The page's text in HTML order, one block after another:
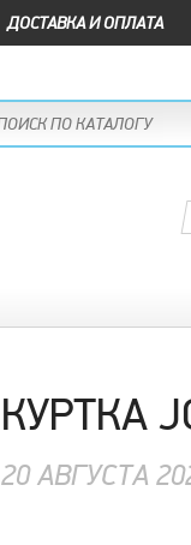
ДОСТАВКА И ОПЛАТА
КУРТКА
20 АВГУСТА